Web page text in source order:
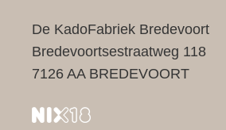
De KadoFabriek Bredevoort
Bredevoortsestraatweg 118
7126 AA BREDEVOORT